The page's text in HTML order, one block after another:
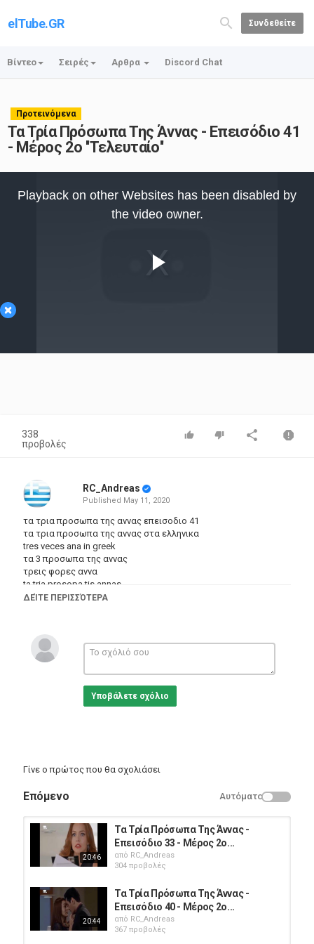
elTube.GR Συνδεθείτε
Βίντεο Σειρές Αρθρα Discord Chat
Προτεινόμενα
Τα Τρία Πρόσωπα Της Άννας - Επεισόδιο 41
- Μέρος 2ο ''Τελευταίο''
×
Video
Playback on other Websites has been disabled by
the video owner.
338
προβολές
RC_Andreas
Published May 11, 2020
τα τρια προσωπα της αννας επεισοδιο 41
τα τρια προσωπα της αννας στα ελληνικα
tres veces ana in greek
τα 3 προσωπα της αννας
τρεις φορες αννα
ta tria prosopa tis annas
ta 3 prosopo tis annas epeisodia
τηλενουβελες
μεξικανικη σειρα
μεξικανικες σειρες
#ΤαΤρίαΠρόσωπαΤηςΆννας #Επεισόδιο41
ΔΕΊΤΕ ΠΕΡΙΣΣΌΤΕΡΑ
Υποβάλετε σχόλιο
Γίνε ο πρώτος που θα σχολιάσει
Επόμενο Αυτόματο
20:46
Τα Τρία Πρόσωπα Της Άννας -
Επεισόδιο 33 - Μέρος 2ο...
από RC_Andreas
304 προβολές
20:44
Τα Τρία Πρόσωπα Της Άννας -
Επεισόδιο 40 - Μέρος 2ο...
από RC_Andreas
367 προβολές